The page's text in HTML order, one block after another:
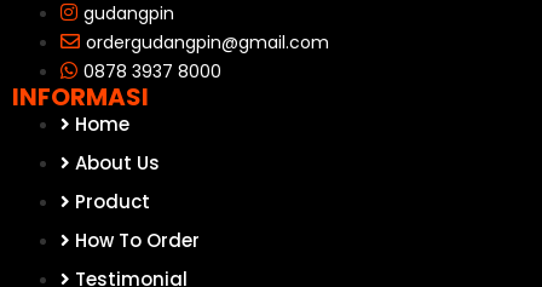
gudangpin
ordergudangpin@gmail.com
0878 3937 8000
INFORMASI
Home
About Us
Product
How To Order
Testimonial